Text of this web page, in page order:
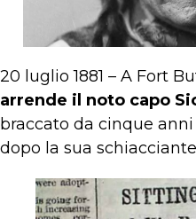
20 luglio 1881 – A Fort
arrende il noto capo
braccato da cinque
dopo la sua